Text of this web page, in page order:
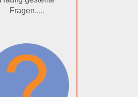
Fragen.....